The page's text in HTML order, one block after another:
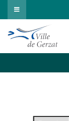
Passer
au
contenu